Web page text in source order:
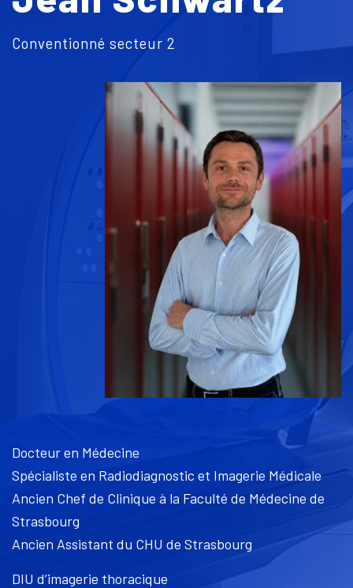
Conventionné secteur 2
Docteur en Médecine
Spécialiste en Radiodiagnostic et Imagerie Médicale
Ancien Chef de Clinique à la Faculté de Médecine de
Strasbourg
Ancien Assistant du CHU de Strasbourg
DIU d’imagerie thoracique